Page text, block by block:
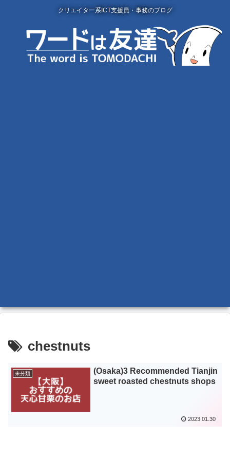
クリエイター系ICT支援員・事務のブログ
chestnuts
未分類
(Osaka)3 Recommended Tianjin
sweet roasted chestnuts shops
2023.01.30